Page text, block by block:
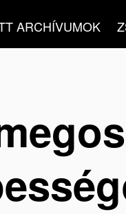
ARCHÍVUMOK